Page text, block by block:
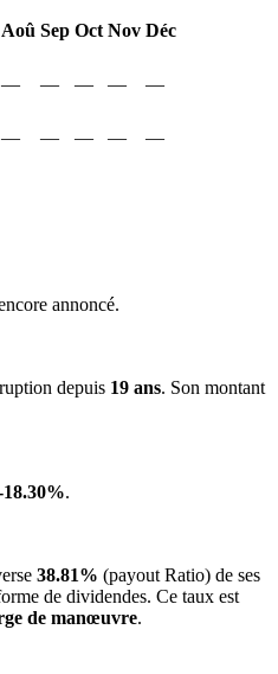
Aoû Sep Oct Nov Déc
— — — —
—
— — — —
—
annoncé.
depuis 19 ans. Son montant
18.30%.
38.81% (payout Ratio) de ses
de dividendes. Ce taux est
de manœuvre.